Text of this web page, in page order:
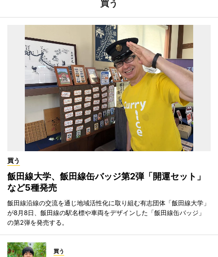
買う
買う
飯田線大学、飯田線缶バッジ第2弾「開運セット」
など5種発売
飯田線沿線の交流を通じ地域活性化に取り組む有志団体「飯田線大学」
が8月8日、飯田線の駅名標や車両をデザインした「飯田線缶バッジ」
の第2弾を発売する。
買う